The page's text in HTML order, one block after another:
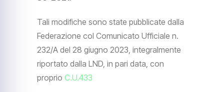
Tali modifiche sono state pubblicate dalla
Federazione col Comunicato Ufficiale n.
232/A del 28 giugno 2023, integralmente
riportato dalla LND, in pari data, con
proprio C.U.433